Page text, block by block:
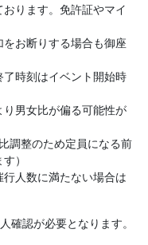
ります。免許証やマイ
をお断りする場合も御座
了時刻はイベント開始時
り男女比が偏る可能性が
調整のため定員になる前
）
行人数に満たない場合は
確認が必要となります。